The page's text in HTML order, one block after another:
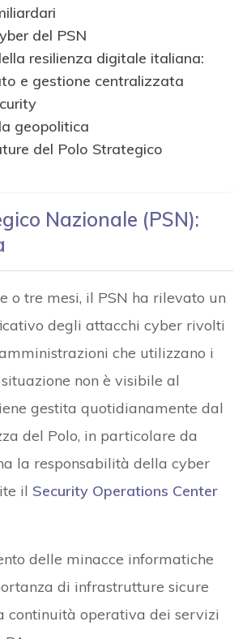
del PSN
resilienza digitale italiana:
e gestione centralizzata
geopolitica
del Polo Strategico
Nazionale (PSN):
o tre mesi, il PSN ha rilevato un
degli attacchi cyber rivolti
che utilizzano i
non è visibile al
gestita quotidianamente dal
del Polo, in particolare da
la responsabilità della cyber
il Security Operations Center
delle minacce informatiche
di infrastrutture sicure
continuità operativa dei servizi